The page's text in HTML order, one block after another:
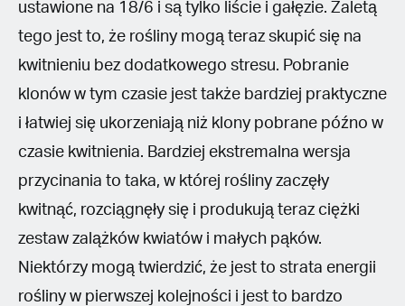
ustawione na 18/6 i są tylko liście i gałęzie. Zaletą
tego jest to, że rośliny mogą teraz skupić się na
kwitnieniu bez dodatkowego stresu. Pobranie
klonów w tym czasie jest także bardziej praktyczne
i łatwiej się ukorzeniają niż klony pobrane późno w
czasie kwitnienia. Bardziej ekstremalna wersja
przycinania to taka, w której rośliny zaczęły
kwitnąć, rozciągnęły się i produkują teraz ciężki
zestaw zalążków kwiatów i małych pąków.
Niektórzy mogą twierdzić, że jest to strata energii
rośliny w pierwszej kolejności i jest to bardzo